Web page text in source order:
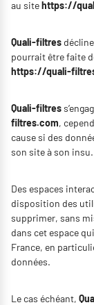
au sitehttps://
Quali-filtres
pourrait être faite
https://quali-
Quali-filtres
filtres.com,
cause si des
son site à son insu.
Des espaces
disposition des
supprimer, sans
dans cet espace
France, en
données.
Le cas échéant,